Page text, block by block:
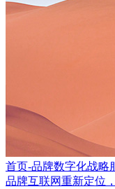
首页-品牌数字化战略
品牌互联网重新定位